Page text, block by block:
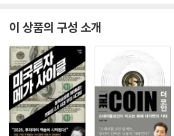
이 상품의 구성 소개